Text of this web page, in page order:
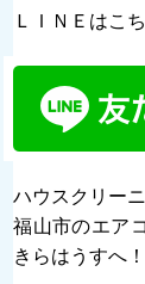
ＬＩＮＥはこ
ハウスクリー
福山市のエア
きらはうすへ